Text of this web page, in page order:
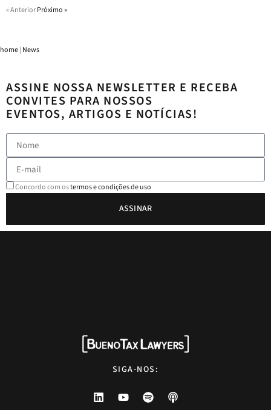
« AnteriorPróximo »
home| News
ASSINE NOSSA NEWSLETTER E RECEBA
CONVITES PARA NOSSOS
EVENTOS, ARTIGOS E NOTÍCIAS!
Concordo com ostermos e condições de uso
ASSINAR
SIGA-NOS: